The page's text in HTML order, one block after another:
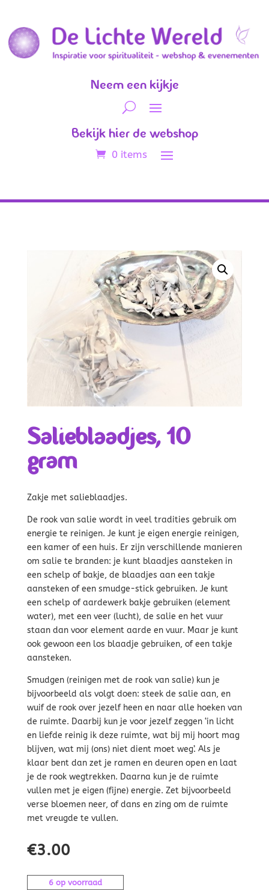
Neem een kijkje
Bekijk hier de webshop
0 items
Salieblaadjes, 10
gram
Zakje met salieblaadjes.
De rook van salie wordt in veel tradities gebruik om
energie te reinigen. Je kunt je eigen energie reinigen,
een kamer of een huis. Er zijn verschillende manieren
om salie te branden: je kunt blaadjes aansteken in
een schelp of bakje, de blaadjes aan een takje
aansteken of een smudge-stick gebruiken. Je kunt
een schelp of aardewerk bakje gebruiken (element
water), met een veer (lucht), de salie en het vuur
staan dan voor element aarde en vuur. Maar je kunt
ook gewoon een los blaadje gebruiken, of een takje
aansteken.
Smudgen (reinigen met de rook van salie) kun je
bijvoorbeeld als volgt doen: steek de salie aan, en
wuif de rook over jezelf heen en naar alle hoeken van
de ruimte. Daarbij kun je voor jezelf zeggen ‘in licht
en liefde reinig ik deze ruimte, wat bij mij hoort mag
blijven, wat mij (ons) niet dient moet weg’. Als je
klaar bent dan zet je ramen en deuren open en laat
je de rook wegtrekken. Daarna kun je de ruimte
vullen met je eigen (fijne) energie. Zet bijvoorbeeld
verse bloemen neer, of dans en zing om de ruimte
met vreugde te vullen.
€3.00
6 op voorraad